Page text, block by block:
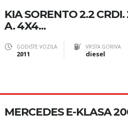
KIA SORENTO 2.2 CRDI.
A. 4X4...
GODIŠTE VOZILA
2011
VRSTA GORIVA
diesel
MERCEDES E-KLASA